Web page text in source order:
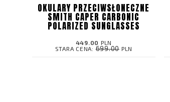
OKULARY PRZECIWSŁONECZNE
SMITH CAPER CARBONIC
POLARIZED SUNGLASSES
449.00 PLN
STARA CENA:699.00 PLN